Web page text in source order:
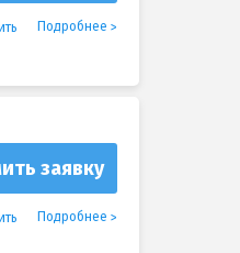
Подробнее
заявку
Подробнее